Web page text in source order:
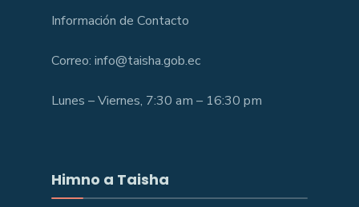
Información de Contacto
Correo: info@taisha.gob.ec
Lunes – Viernes, 7:30 am – 16:30 pm
Himno a Taisha